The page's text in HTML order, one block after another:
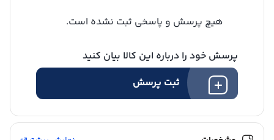
هیچ پرسش و پاسخی ثبت نشده است.
پرسش خود را درباره این کالا بیان کنید
ثبت پرسش